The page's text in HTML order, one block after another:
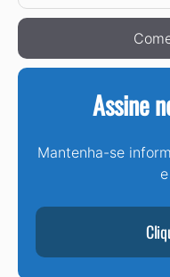
Assine
Mantenha-se